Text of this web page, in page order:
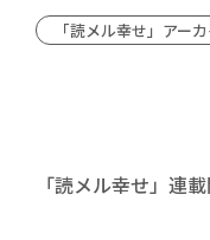
「読メル幸せ」アー
「読メル幸せ」連